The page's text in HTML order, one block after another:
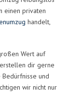
einen privaten
handelt,
Wert auf
dir gerne
und
wir nicht nur